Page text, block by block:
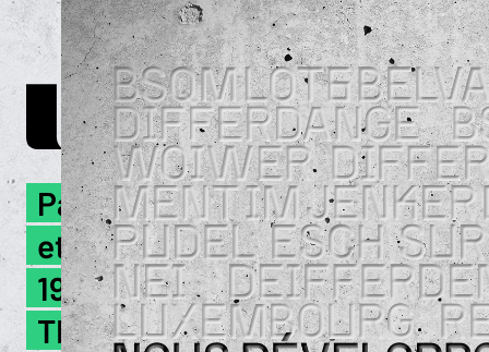
Passionné par l’architecture
et l’urbanisme, j’ai fondé en
1992 la société
TECHNOCONSULT. Actifs